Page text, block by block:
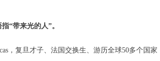
“带来光的人”。
，复旦才子、法国交换生、游历全球50多个国